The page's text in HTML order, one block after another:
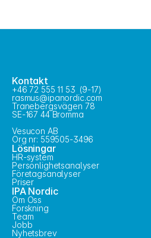
Kontakt
+46 72 555 11 53  (9-17)
rasmus@ipanordic.com
Tranebergsvägen 78
SE-167 44 Bromma
Vesucon AB
Org nr: 559505-3496
Lösningar
HR-system
Personlighetsanalyser
Företagsanalyser
Priser
IPA Nordic
Om Oss
Forskning
Team
Jobb
Nyhetsbrev